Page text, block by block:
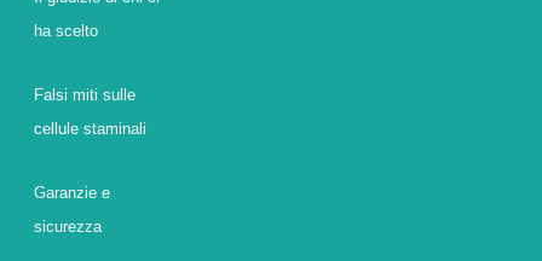
ha scelto
Falsi miti sulle
cellule staminali
Garanzie e
sicurezza